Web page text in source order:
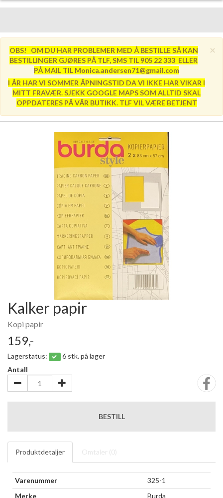
×
OBS! OM DU HAR PROBLEMER MED Å BESTILLE SÅ KAN
BESTILLINGER GJØRES PÅ TLF, SMS TIL 905 22 333 ELLER
PÅ MAIL TIL Monica.andersen71@gmail.com
I ÅR HAR VI SOMMER ÅPNINGSTID DA VI IKKE HAR VIKAR I
MITT FRAVÆR. SJEKK GOOGLE MAPS SOM ALLTID SKAL
OPPDATERES PÅ VÅR BUTIKK. TLF VIL VÆRE BETJENT
Kalker papir
Kopi papir
159,-
Lagerstatus:
6 stk. på lager
Antall
BESTILL
Produktdetaljer Omtaler (0)
Varenummer
325-1
Merke
Burda